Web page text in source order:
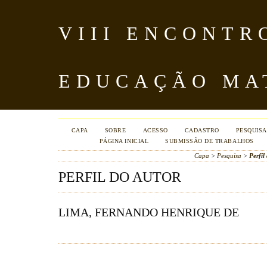
VIII
EDUCAÇÃO
CAPA SOBRE ACESSO CADASTRO
PESQUISA
PÁGINA INICIAL
SUBMISSÃO DE TRABALHOS
Capa > Pesquisa > Perfil
PERFIL DO AUTOR
LIMA, FERNANDO HENRIQUE DE